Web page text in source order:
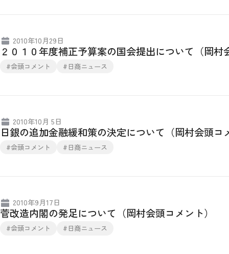
2010年10月29日
２０１０年度補正予算案の国会提出について（岡村
#会頭コメント #日商ニュース
2010年10月 5日
日銀の追加金融緩和策の決定について（岡村会頭コ
#会頭コメント #日商ニュース
2010年9月17日
菅改造内閣の発足について（岡村会頭コメント）
#会頭コメント #日商ニュース